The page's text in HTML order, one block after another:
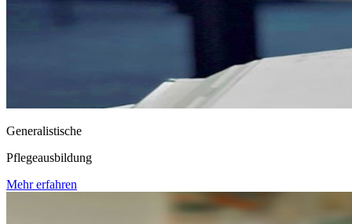
Generalistische
Pflegeausbildung
Mehr erfahren